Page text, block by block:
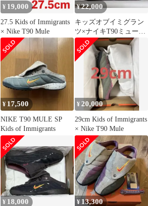
¥ 19,000
27.5 Kids of Immigrants
× Nike T90 Mule
¥22,000
キッズオブイミグラン
ツ×ナイキT90ミュー
ル"ベルベットブラウ
ン"27.0cm
¥ 17,500
NIKE T90 MULE SP
Kids of Immigrants
¥20,000
29cm Kids of Immigrants
× Nike T90 Mule
¥ 18,000 ¥ 13,300